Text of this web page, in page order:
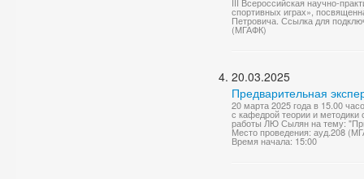
спортивных играх»,
Петровича. Ссылка для
(МГАФК)
20.03.2025
Предварительная
20 марта 2025 года в 15.00
с кафедрой теории и методики
работы ЛЮ Сылян на тему:
Место проведения: ауд.208
Время начала: 15:00